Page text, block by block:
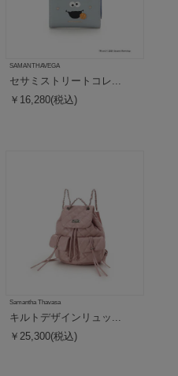
SAMANTHAVEGA
セサミストリートコレ...
￥16,280(税込)
Samantha Thavasa
キルトデザインリュッ...
￥25,300(税込)